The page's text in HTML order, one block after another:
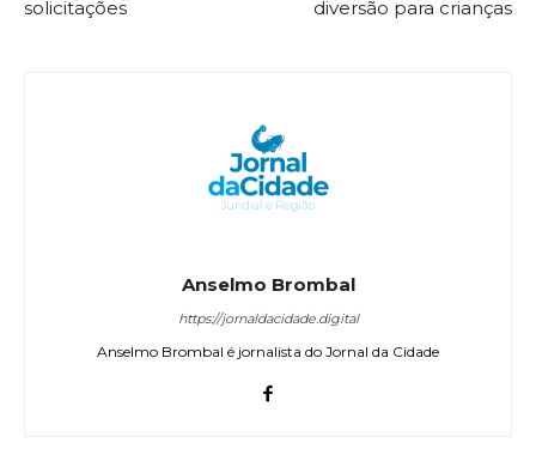
solicitações
diversão para crianças
Anselmo Brombal
https://jornaldacidade.digital
Anselmo Brombal é jornalista do Jornal da Cidade